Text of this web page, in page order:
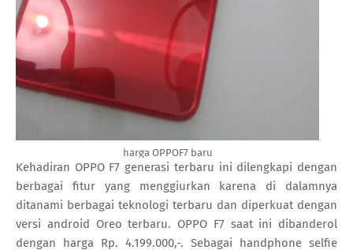
harga OPPOF7 baru
Kehadiran OPPO F7 generasi terbaru ini dilengkapi dengan
berbagai fitur yang menggiurkan karena di dalamnya
ditanami berbagai teknologi terbaru dan diperkuat dengan
versi android Oreo terbaru. OPPO F7 saat ini dibanderol
dengan harga Rp. 4.199.000,-. Sebagai handphone selfie